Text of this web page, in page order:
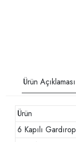
Ürün Açıklaması
Ürün
6 Kapılı Gardırop